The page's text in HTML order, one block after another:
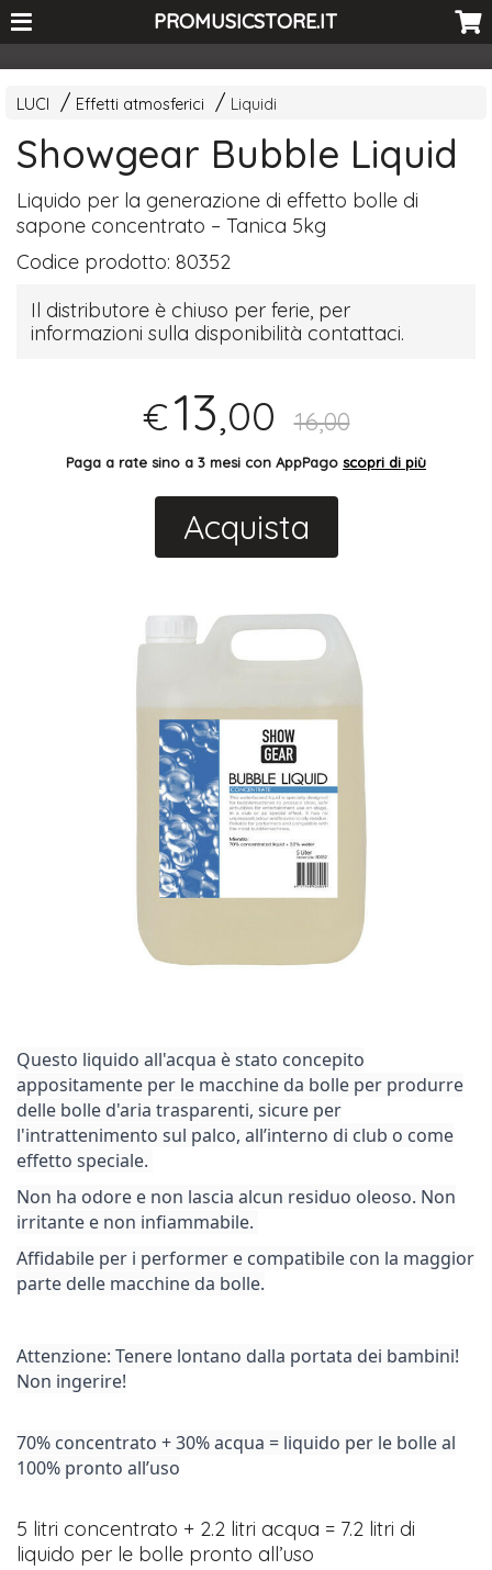
<-- Curio's GSC -->PROMUSICSTORE.IT
LUCI Effetti atmosferici Liquidi
Showgear Bubble Liquid
Liquido per la generazione di effetto bolle di
sapone concentrato – Tanica 5kg
Codice prodotto: 80352
Il distributore è chiuso per ferie, per
informazioni sulla disponibilità contattaci.
€13,00 16,00
Paga a rate sino a 3 mesi con AppPago scopri di più
Acquista
Questo liquido all'acqua è stato concepito
appositamente per le macchine da bolle per produrre
delle bolle d'aria trasparenti, sicure per
l'intrattenimento sul palco, all’interno di club o come
effetto speciale.
Non ha odore e non lascia alcun residuo oleoso. Non
irritante e non infiammabile.
Affidabile per i performer e compatibile con la maggior
parte delle macchine da bolle.
Attenzione: Tenere lontano dalla portata dei bambini!
Non ingerire!
70% concentrato + 30% acqua = liquido per le bolle al
100% pronto all’uso
5 litri concentrato + 2.2 litri acqua = 7.2 litri di
liquido per le bolle pronto all’uso